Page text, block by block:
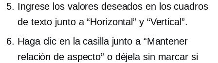
Ingrese los valores deseados en los cuadros
de texto junto a “Horizontal” y “Vertical”.
Haga clic en la casilla junto a “Mantener
relación de aspecto” o déjela sin marcar si